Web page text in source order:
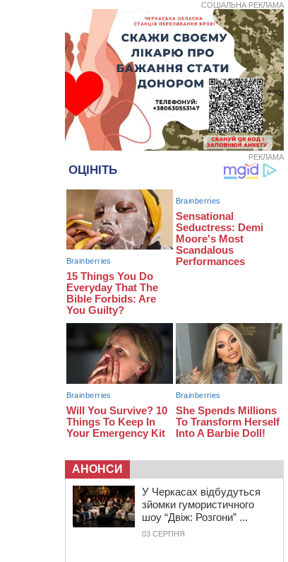
10:54 На Черкащині кількість укриттів
збільшилась уп’ятеро з початку
повномасштабної війни
10:15
У Черкасах водій Audi Q5
спричинив аварію, не пропустивши
інший кросовер
09:42 “Черкасиводоканал” пропонує
підвищити тарифи на воду та
водовідведення з 2027 року
09:08 Встановити гойдалки, карусель і
закупити іграшки: у Черкасах
просять покращити умови в
дитсадку
08:22 “На щиті” у Чорнобаївську
громаду повертається полеглий
біля Кліщіївки воїн
07:30 Понад 968 мільйонів гривень
земельного податку сплатили на
Черкащині
06 СЕРПНЯ 2026, ЧЕТВЕР
Вісім медалей, з яких чотири
золоті: черкаські спортсмени
тріумфували на чемпіонаті України
СОЦІАЛЬНА РЕКЛАМА
РЕКЛАМА
АНОНСИ
У Черкасах відбудуться
зйомки гумористичного
шоу “Двіж: Розгони” ...
03 СЕРПНЯ